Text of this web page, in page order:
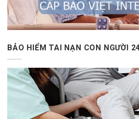
BẢO HIỂM TAI NẠN CON NGƯỜI